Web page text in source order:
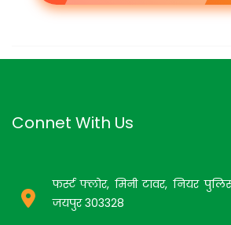
Connet With Us
फर्स्ट फ्लोर, मिनी टावर, नियर
जयपुर 303328